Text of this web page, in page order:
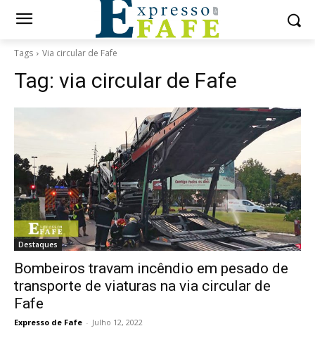
Tags Via circular de Fafe
Tag: via circular de Fafe
Destaques
Bombeiros travam incêndio em pesado de
transporte de viaturas na via circular de
Fafe
Expresso de Fafe - Julho 12, 2022